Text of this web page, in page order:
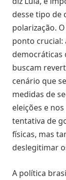
desse tipo de
polarização.
ponto crucial:
democráticas
buscam
cenário que
medidas de
eleições e
tentativa de
físicas, mas
deslegitimar
A política